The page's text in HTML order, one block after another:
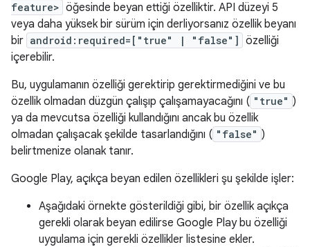
feature> öğesinde beyan ettiği özelliktir. API düzeyi 5
veya daha yüksek bir sürüm için derliyorsanız özellik beyanı
bir android:required=["true" | "false"] özelliği
içerebilir.
Bu, uygulamanın özelliği gerektirip gerektirmediğini ve bu
özellik olmadan düzgün çalışıp çalışamayacağını ( "true" )
ya da mevcutsa özelliği kullandığını ancak bu özellik
olmadan çalışacak şekilde tasarlandığını ( "false" )
belirtmenize olanak tanır.
Google Play, açıkça beyan edilen özellikleri şu şekilde işler:
Aşağıdaki örnekte gösterildiği gibi, bir özellik açıkça
gerekli olarak beyan edilirse Google Play bu özelliği
uygulama için gerekli özellikler listesine ekler.